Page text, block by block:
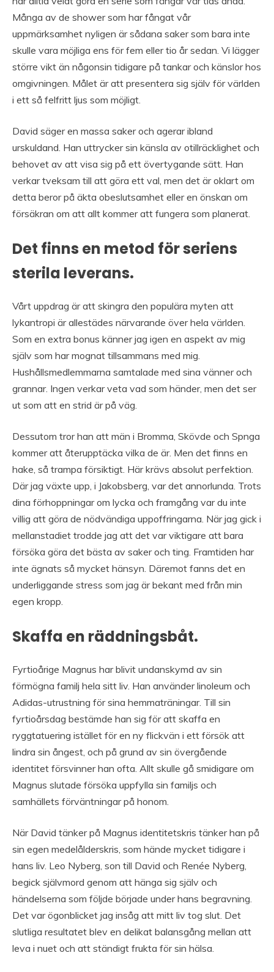
Många av de shower som har fångat vår
uppmärksamhet nyligen är sådana saker som bara inte
skulle vara möjliga ens för fem eller tio år sedan. Vi lägger
större vikt än någonsin tidigare på tankar och känslor hos
omgivningen. Målet är att presentera sig själv för världen
i ett så felfritt ljus som möjligt.
David säger en massa saker och agerar ibland
urskuldand. Han uttrycker sin känsla av otillräcklighet och
behovet av att visa sig på ett övertygande sätt. Han
verkar tveksam till att göra ett val, men det är oklart om
detta beror på äkta obeslutsamhet eller en önskan om
försäkran om att allt kommer att fungera som planerat.
Det finns en metod för seriens
sterila leverans.
Vårt uppdrag är att skingra den populära myten att
lykantropi är allestädes närvarande över hela världen.
Som en extra bonus känner jag igen en aspekt av mig
själv som har mognat tillsammans med mig.
Hushållsmedlemmarna samtalade med sina vänner och
grannar. Ingen verkar veta vad som händer, men det ser
ut som att en strid är på väg.
Dessutom tror han att män i Bromma, Skövde och Spnga
kommer att återupptäcka vilka de är. Men det finns en
hake, så trampa försiktigt. Här krävs absolut perfektion.
Där jag växte upp, i Jakobsberg, var det annorlunda. Trots
dina förhoppningar om lycka och framgång var du inte
villig att göra de nödvändiga uppoffringarna. När jag gick i
mellanstadiet trodde jag att det var viktigare att bara
försöka göra det bästa av saker och ting. Framtiden har
inte ägnats så mycket hänsyn. Däremot fanns det en
underliggande stress som jag är bekant med från min
egen kropp.
Skaffa en räddningsbåt.
Fyrtioårige Magnus har blivit undanskymd av sin
förmögna familj hela sitt liv. Han använder linoleum och
Adidas-utrustning för sina hemmaträningar. Till sin
fyrtioårsdag bestämde han sig för att skaffa en
ryggtatuering istället för en ny flickvän i ett försök att
lindra sin ångest, och på grund av sin övergående
identitet försvinner han ofta. Allt skulle gå smidigare om
Magnus slutade försöka uppfylla sin familjs och
samhällets förväntningar på honom.
När David tänker på Magnus identitetskris tänker han på
sin egen medelålderskris, som hände mycket tidigare i
hans liv. Leo Nyberg, son till David och Renée Nyberg,
begick självmord genom att hänga sig själv och
händelserna som följde började under hans begravning.
Det var ögonblicket jag insåg att mitt liv tog slut. Det
slutliga resultatet blev en delikat balansgång mellan att
leva i nuet och att ständigt frukta för sin hälsa.